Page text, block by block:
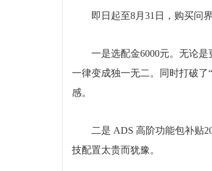
即日起至8月31日，购买问
一是选配金6000元。无论
一律变成独一无二。同时打破了
感。
二是 ADS 高阶功能包补贴
技配置太贵而犹豫。